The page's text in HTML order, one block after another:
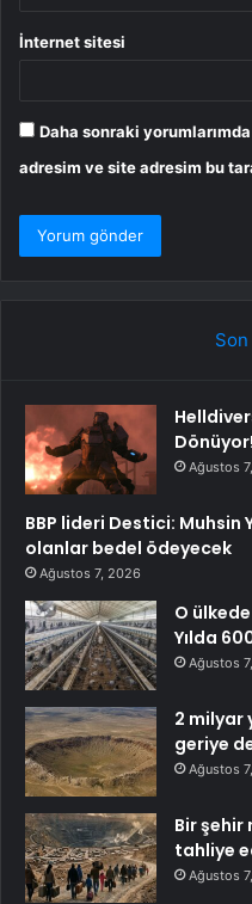
İnternet sitesi
Daha sonraki
adresim ve site adresim bu
Dönüyor!
Ağustos
BBP lideri Destici: Muhsin
olanlar bedel ödeyecek
Ağustos 7, 2026
O
Yılda
Ağustos
2 milyar
geriye
Ağustos
Bir
tahliye
Ağustos